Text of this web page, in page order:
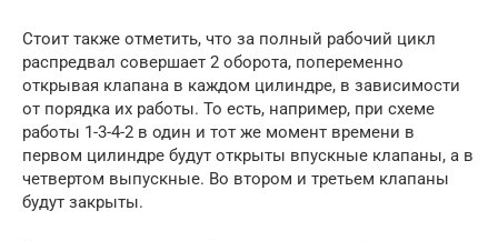
Стоит также отметить, что за полный рабочий цикл
распредвал совершает 2 оборота, попеременно
открывая клапана в каждом цилиндре, в зависимости
от порядка их работы. То есть, например, при схеме
работы 1-3-4-2 в один и тот же момент времени в
первом цилиндре будут открыты впускные клапаны, а в
четвертом выпускные. Во втором и третьем клапаны
будут закрыты.